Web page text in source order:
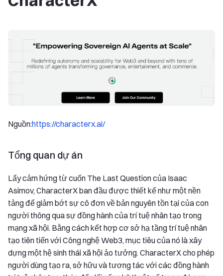
Nguồn:https://characterx.ai/
Tổng quan dự án
Lấy cảm hứng từ cuốn The Last Question của Isaac
Asimov, CharacterX ban đầu được thiết kế như một nền
tảng để giảm bớt sự cô đơn về bản nguyên tồn tại của con
người thông qua sự đồng hành của trí tuệ nhân tạo trong
mạng xã hội. Bằng cách kết hợp cơ sở hạ tầng trí tuệ nhân
tạo tiên tiến với Công nghệ Web3, mục tiêu của nó là xây
dựng một hệ sinh thái xã hội ảo tưởng. CharacterX cho phép
người dùng tạo ra, sở hữu và tương tác với các đồng hành